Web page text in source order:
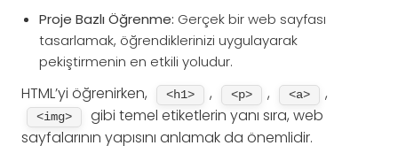
Proje Bazlı Öğrenme: Gerçek bir web sayfası
tasarlamak, öğrendiklerinizi uygulayarak
pekiştirmenin en etkili yoludur.
HTML’yi öğrenirken, <h1> , <p> , <a> ,
<img>
gibi temel etiketlerin yanı sıra, web
sayfalarının yapısını anlamak da önemlidir.